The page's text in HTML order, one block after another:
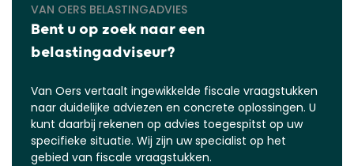
VAN OERS BELASTINGADVIES
Bent u op zoek naar een
belastingadviseur?
Van Oers vertaalt ingewikkelde fiscale vraagstukken
naar duidelijke adviezen en concrete oplossingen. U
kunt daarbij rekenen op advies toegespitst op uw
specifieke situatie. Wij zijn uw specialist op het
gebied van fiscale vraagstukken.